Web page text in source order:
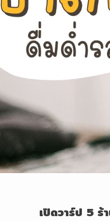
เปิดวาร์ป 5 ร้